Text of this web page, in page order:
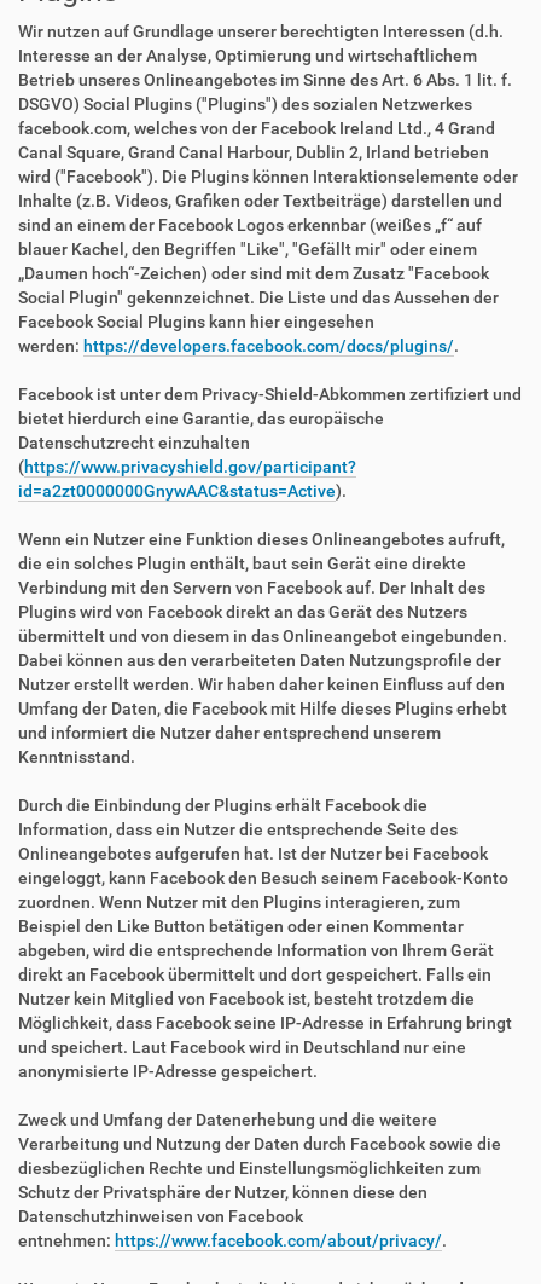
Wir nutzen auf Grundlage unserer berechtigten Interessen (d.h.
Interesse an der Analyse, Optimierung und wirtschaftlichem
Betrieb unseres Onlineangebotes im Sinne des Art. 6 Abs. 1 lit. f.
DSGVO) Social Plugins ("Plugins") des sozialen Netzwerkes
facebook.com, welches von der Facebook Ireland Ltd., 4 Grand
Canal Square, Grand Canal Harbour, Dublin 2, Irland betrieben
wird ("Facebook"). Die Plugins können Interaktionselemente oder
Inhalte (z.B. Videos, Grafiken oder Textbeiträge) darstellen und
sind an einem der Facebook Logos erkennbar (weißes „f“ auf
blauer Kachel, den Begriffen "Like", "Gefällt mir" oder einem
„Daumen hoch“-Zeichen) oder sind mit dem Zusatz "Facebook
Social Plugin" gekennzeichnet. Die Liste und das Aussehen der
Facebook Social Plugins kann hier eingesehen
werden: https://developers.facebook.com/docs/plugins/.
Facebook ist unter dem Privacy-Shield-Abkommen zertifiziert und
bietet hierdurch eine Garantie, das europäische
Datenschutzrecht einzuhalten
(https://www.privacyshield.gov/participant?
id=a2zt0000000GnywAAC&status=Active).
Wenn ein Nutzer eine Funktion dieses Onlineangebotes aufruft,
die ein solches Plugin enthält, baut sein Gerät eine direkte
Verbindung mit den Servern von Facebook auf. Der Inhalt des
Plugins wird von Facebook direkt an das Gerät des Nutzers
übermittelt und von diesem in das Onlineangebot eingebunden.
Dabei können aus den verarbeiteten Daten Nutzungsprofile der
Nutzer erstellt werden. Wir haben daher keinen Einfluss auf den
Umfang der Daten, die Facebook mit Hilfe dieses Plugins erhebt
und informiert die Nutzer daher entsprechend unserem
Kenntnisstand.
Durch die Einbindung der Plugins erhält Facebook die
Information, dass ein Nutzer die entsprechende Seite des
Onlineangebotes aufgerufen hat. Ist der Nutzer bei Facebook
eingeloggt, kann Facebook den Besuch seinem Facebook-Konto
zuordnen. Wenn Nutzer mit den Plugins interagieren, zum
Beispiel den Like Button betätigen oder einen Kommentar
abgeben, wird die entsprechende Information von Ihrem Gerät
direkt an Facebook übermittelt und dort gespeichert. Falls ein
Nutzer kein Mitglied von Facebook ist, besteht trotzdem die
Möglichkeit, dass Facebook seine IP-Adresse in Erfahrung bringt
und speichert. Laut Facebook wird in Deutschland nur eine
anonymisierte IP-Adresse gespeichert.
Zweck und Umfang der Datenerhebung und die weitere
Verarbeitung und Nutzung der Daten durch Facebook sowie die
diesbezüglichen Rechte und Einstellungsmöglichkeiten zum
Schutz der Privatsphäre der Nutzer, können diese den
Datenschutzhinweisen von Facebook
entnehmen: https://www.facebook.com/about/privacy/.